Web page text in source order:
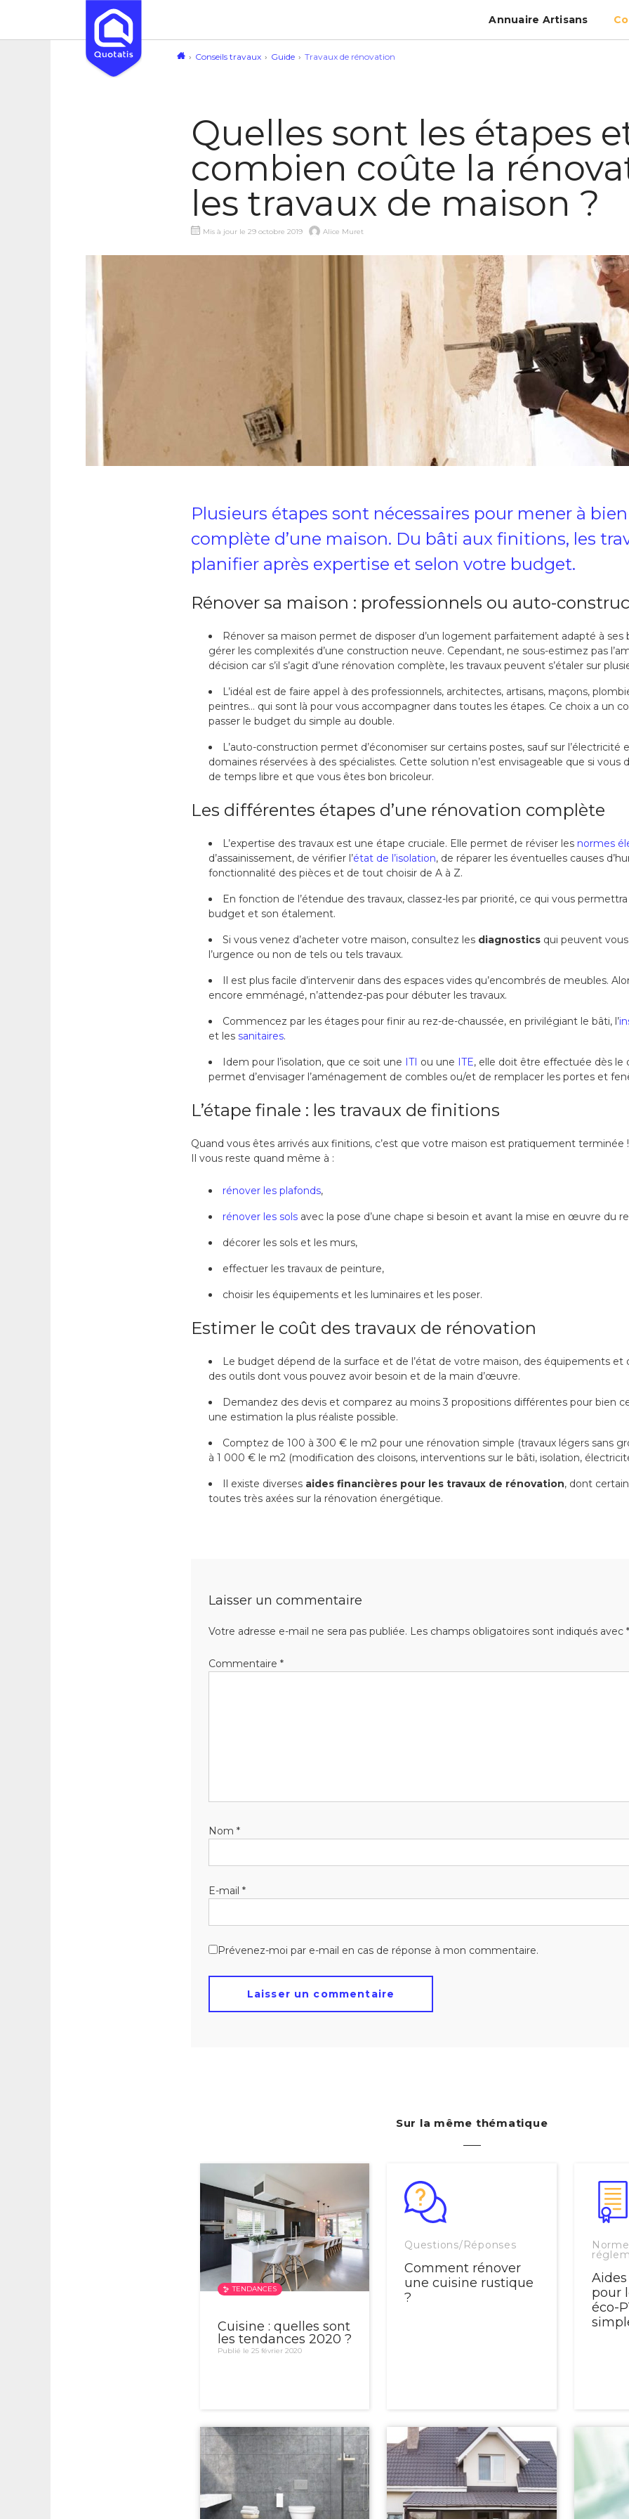
Annuaire Artisans
Conseils travaux Guide Travaux de rénovation
Quelles sont les étapes
combien coûte la
les travaux de maison ?
Mis à jour le 29 octobre 2019 Alice Muret
Plusieurs étapes sont nécessaires pour mener à
complète d’une maison. Du bâti aux finitions, les
planifier après expertise et selon votre budget.
Rénover sa maison : professionnels ou auto-
Rénover sa maison permet de disposer d’un logement parfaitement adapté à ses
gérer les complexités d’une construction neuve. Cependant, ne sous-estimez pas
décision car s’il s’agit d’une rénovation complète, les travaux peuvent s’étaler sur
L’idéal est de faire appel à des professionnels, architectes, artisans, maçons,
peintres… qui sont là pour vous accompagner dans toutes les étapes. Ce choix a un
passer le budget du simple au double.
L’auto-construction permet d’économiser sur certains postes, sauf sur l’électricité
domaines réservées à des spécialistes. Cette solution n’est envisageable que si vous
de temps libre et que vous êtes bon bricoleur.
Les différentes étapes d’une rénovation complète
L’expertise des travaux est une étape cruciale. Elle permet de réviser les normes
d’assainissement, de vérifier l’état de l’isolation, de réparer les éventuelles causes
fonctionnalité des pièces et de tout choisir de A à Z.
En fonction de l’étendue des travaux, classez-les par priorité, ce qui vous
budget et son étalement.
Si vous venez d’acheter votre maison, consultez les diagnostics qui peuvent
l’urgence ou non de tels ou tels travaux.
Il est plus facile d’intervenir dans des espaces vides qu’encombrés de meubles.
encore emménagé, n’attendez-pas pour débuter les travaux.
Commencez par les étages pour finir au rez-de-chaussée, en privilégiant le bâti, l’
et les sanitaires.
Idem pour l’isolation, que ce soit une ITI ou une ITE, elle doit être effectuée dès le
permet d’envisager l’aménagement de combles ou/et de remplacer les portes et
L’étape finale : les travaux de finitions
Quand vous êtes arrivés aux finitions, c’est que votre maison est pratiquement terminée !
Il vous reste quand même à :
rénover les plafonds,
rénover les sols avec la pose d’une chape si besoin et avant la mise en œuvre du
décorer les sols et les murs,
effectuer les travaux de peinture,
choisir les équipements et les luminaires et les poser.
Estimer le coût des travaux de rénovation
Le budget dépend de la surface et de l’état de votre maison, des équipements et
des outils dont vous pouvez avoir besoin et de la main d’œuvre.
Demandez des devis et comparez au moins 3 propositions différentes pour bien
une estimation la plus réaliste possible.
Comptez de 100 à 300 € le m2 pour une rénovation simple (travaux légers sans
à 1 000 € le m2 (modification des cloisons, interventions sur le bâti, isolation,
Il existe diverses aides financières pour les travaux de rénovation, dont
toutes très axées sur la rénovation énergétique.
Laisser un commentaire
Votre adresse e-mail ne sera pas publiée. Les champs obligatoires sont indiqués avec *
Commentaire *
Nom *
E-mail *
Prévenez-moi par e-mail en cas de réponse à mon commentaire.
Sur la même thématique
TENDANCES
Cuisine : quelles sont
les tendances 2020 ?
Publié le 25 février 2020
Questions/Réponses
Comment rénover
une cuisine rustique
?
pour
éco-